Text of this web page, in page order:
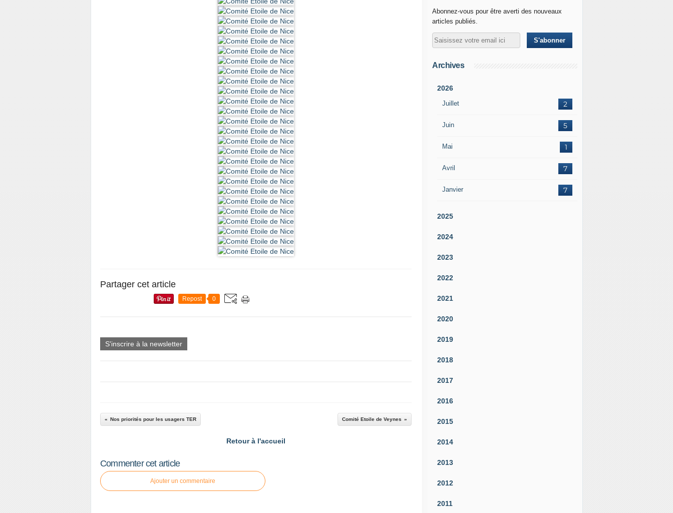
Partager cet article
Repost 0
S'inscrire à la newsletter
Nos priorités pour les usagers TER Comité Etoile de Veynes
Retour à l'accueil
Commenter cet article
Ajouter un commentaire
Abonnez-vous pour être averti des nouveaux
articles publiés.
Archives
2026
Juillet 2
Juin 5
Mai 1
Avril 7
Janvier 7
2025
2024
2023
2022
2021
2020
2019
2018
2017
2016
2015
2014
2013
2012
2011